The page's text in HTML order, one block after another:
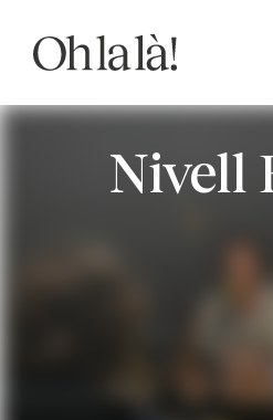
content
Nivell